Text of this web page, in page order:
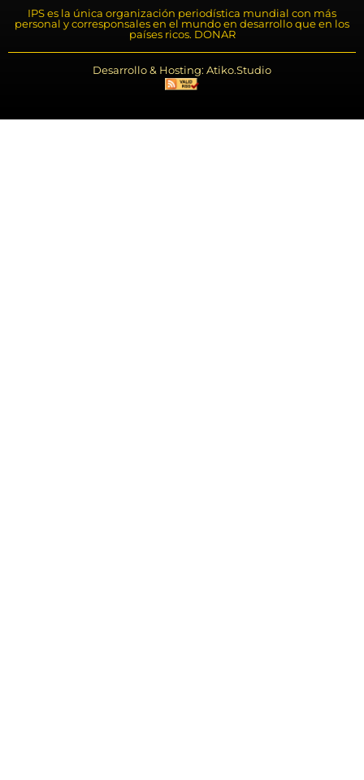
IPS es la única organización periodística mundial con más
personal y corresponsales en el mundo en desarrollo que en los
países ricos. DONAR
Desarrollo & Hosting: Atiko.Studio